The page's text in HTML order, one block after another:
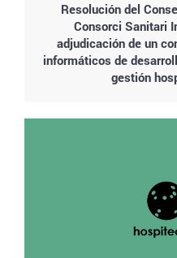
Resolución del
Consorci Sanitari
adjudicación de un
informáticos de
gestión